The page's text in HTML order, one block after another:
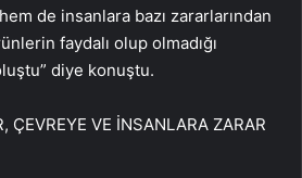
de insanlara bazı zararlarından
faydalı olup olmadığı
diye konuştu.
ÇEVREYE VE İNSANLARA ZARAR